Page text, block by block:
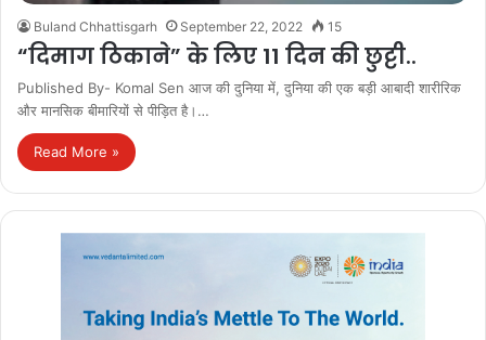
Buland Chhattisgarh September 22, 2022 15
“दिमाग ठिकाने” के लिए 11 दिन की छुट्टी..
Published By- Komal Sen आज की दुनिया में, दुनिया की एक बड़ी आबादी शारीरिक
और मानसिक बीमारियों से पीड़ित है।…
Read More »